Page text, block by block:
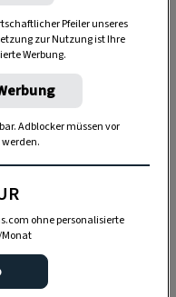
Eugenol ist ein
Verdünntes
und taugt
vorsichtige Kauen
Pfeiler unseres
zur Nutzung ist Ihre
Werbung.
Adblocker müssen vor
ohne personalisierte
Monat